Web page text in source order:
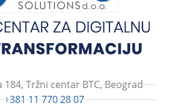
Tržni centar BTC, Beograd
+381 11 770 28 07